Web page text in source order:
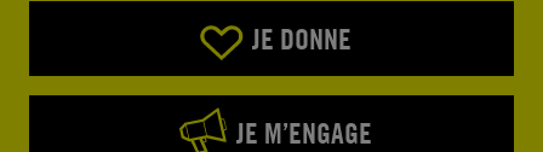
JE DONNE
JE M’ENGAGE